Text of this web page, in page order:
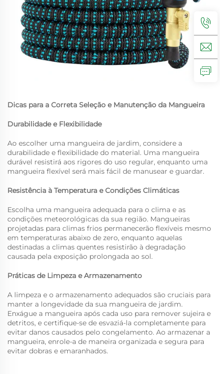
Dicas para a Correta Seleção e Manutenção da Mangueira
Durabilidade e Flexibilidade
Ao escolher uma mangueira de jardim, considere a
durabilidade e flexibilidade do material. Uma mangueira
durável resistirá aos rigores do uso regular, enquanto uma
mangueira flexível será mais fácil de manusear e guardar.
Resistência à Temperatura e Condições Climáticas
Escolha uma mangueira adequada para o clima e as
condições meteorológicas da sua região. Mangueiras
projetadas para climas frios permanecerão flexíveis mesmo
em temperaturas abaixo de zero, enquanto aquelas
destinadas a climas quentes resistirão à degradação
causada pela exposição prolongada ao sol.
Práticas de Limpeza e Armazenamento
A limpeza e o armazenamento adequados são cruciais para
manter a longevidade da sua mangueira de jardim.
Enxágue a mangueira após cada uso para remover sujeira e
detritos, e certifique-se de esvaziá-la completamente para
evitar danos causados pelo congelamento. Ao armazenar a
mangueira, enrole-a de maneira organizada e segura para
evitar dobras e emaranhados.